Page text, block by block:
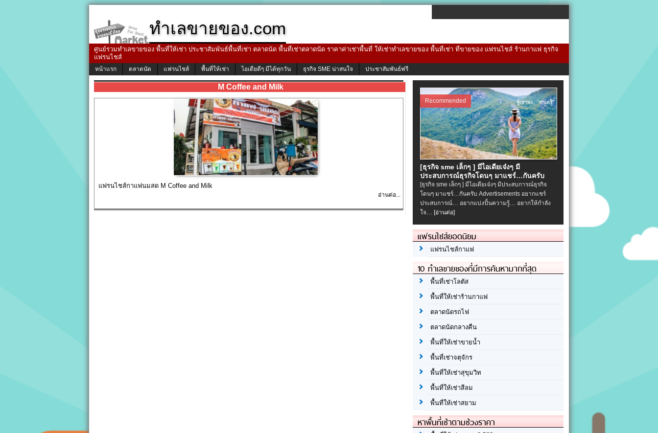
ทำเลขายของ.com
ศูนย์รวมทำเลขายของ พื้นที่ให้เช่า ประชาสัมพันธ์พื้นที่เช่า ตลาดนัด พื้นที่เช่าตลาดนัด ราคาค่าเช่าพื้นที่ ให้เช่าทำเลขายของ พื้นที่เช่า ที่ขายของ แฟรนไชส์ ร้านกาแฟ ธุรกิจ
แฟรนไชส์
หน้าแรก ตลาดนัด แฟรนไชส์ พื้นที่ให้เช่า ไอเดียดีๆ มีได้ทุกวัน ธุรกิจ SME น่าสนใจ ประชาสัมพันธ์ฟรี
M Coffee and Milk
แฟรนไชส์กาแฟนมสด M Coffee and Milk
อ่านต่อ...
Recommended
[ธุรกิจ sme เล็กๆ ] มีไอเดียเจ๋งๆ มี
ประสบการณ์ธุรกิจโดนๆ มาแชร์…กันครับ
[ธุรกิจ sme เล็กๆ ] มีไอเดียเจ๋งๆ มีประสบการณ์ธุรกิจ
โดนๆ มาแชร์…กันครับ Advertisements อยากแชร์
ประสบการณ์… อยากแบ่งปั้นความรู้… อยากให้กำลัง
ใจ… [อ่านต่อ]
แฟรนไชส์ยอดนิยม
แฟรนไชส์กาแฟ
10 ทำเลขายของที่มีการค้นหามากที่สุด
พื้นที่เช่าโลตัส
พื้นที่ให้เช่าร้านกาแฟ
ตลาดนัดรถไฟ
ตลาดนัดกลางคืน
พื้นที่ให้เช่าขายน้ำ
พื้นที่เช่าจตุจักร
พื้นที่ให้เช่าสุขุมวิท
พื้นที่ให้เช่าสีลม
พื้นที่ให้เช่าสยาม
หาพื้นที่เช่าตามช่วงราคา